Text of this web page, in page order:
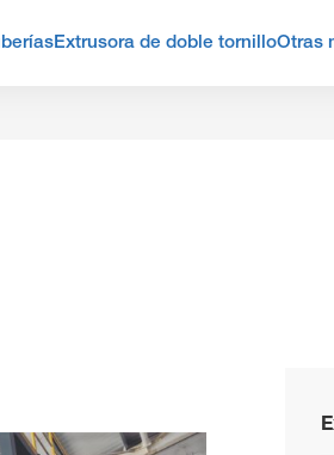
Extrusora de doble tornilloOtras